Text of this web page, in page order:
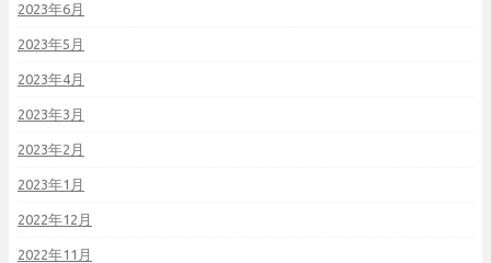
2023年6月
2023年5月
2023年4月
2023年3月
2023年2月
2023年1月
2022年12月
2022年11月